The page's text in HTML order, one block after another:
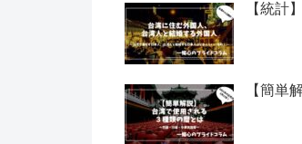
【統計
【簡単